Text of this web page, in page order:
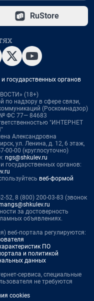
RuStore
государственных органов
(18+)
по надзору в сфере связи,
(Роскомнадзор)
ФС 77— 84683
"ИНТЕРНЕТ
Александровна
ул. Ленина, д. 12, 6 этаж,
00-00 (круглосуточно)
ngs@shkulev.ru
государственных органов:
веб-формой
52, 8 (800) 200-03-83 (звонок
за достоверность
объявлениях.
веб-портала регулируются:
ПО
и политикой
данных
сервиса, специальные
не требуются
cookies